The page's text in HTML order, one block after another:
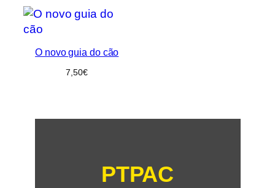
O novo guia do cão
7,50€
PTPAC